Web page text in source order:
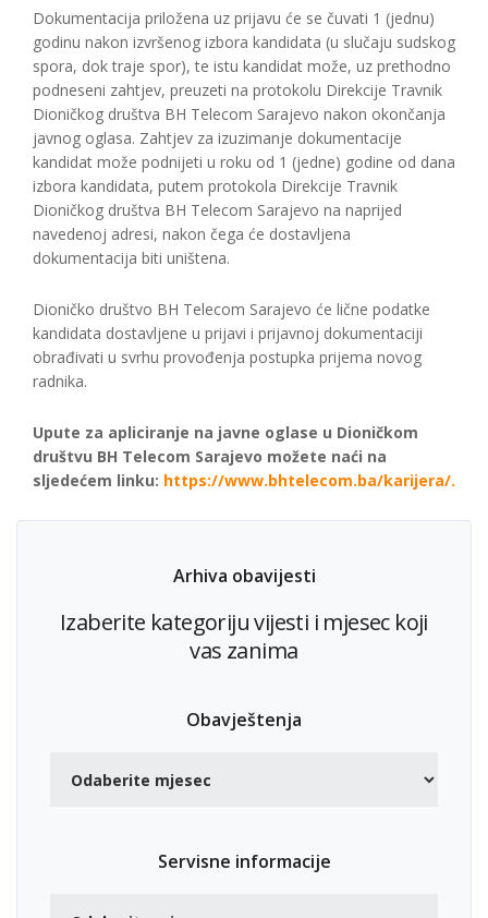
Dokumentacija priložena uz prijavu će se čuvati 1 (jednu)
godinu nakon izvršenog izbora kandidata (u slučaju sudskog
spora, dok traje spor), te istu kandidat može, uz prethodno
podneseni zahtjev, preuzeti na protokolu Direkcije Travnik
Dioničkog društva BH Telecom Sarajevo nakon okončanja
javnog oglasa. Zahtjev za izuzimanje dokumentacije
kandidat može podnijeti u roku od 1 (jedne) godine od dana
izbora kandidata, putem protokola Direkcije Travnik
Dioničkog društva BH Telecom Sarajevo na naprijed
navedenoj adresi, nakon čega će dostavljena
dokumentacija biti uništena.
Dioničko društvo BH Telecom Sarajevo će lične podatke
kandidata dostavljene u prijavi i prijavnoj dokumentaciji
obrađivati u svrhu provođenja postupka prijema novog
radnika.
Upute za apliciranje na javne oglase u Dioničkom
društvu BH Telecom Sarajevo možete naći na
sljedećem linku: https://www.bhtelecom.ba/karijera/.
Arhiva obavijesti
Izaberite kategoriju vijesti i mjesec koji
vas zanima
Obavještenja
Servisne informacije